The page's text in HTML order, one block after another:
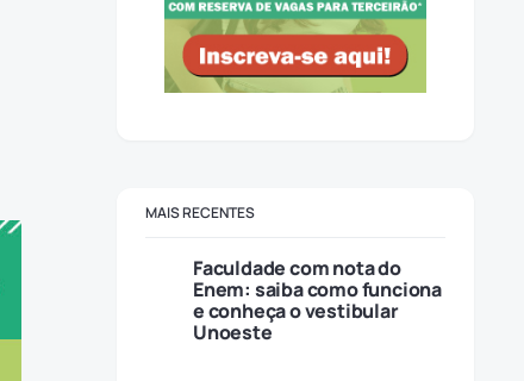
MAIS RECENTES
Faculdade com nota do
Enem: saiba como funciona
e conheça o vestibular
Unoeste